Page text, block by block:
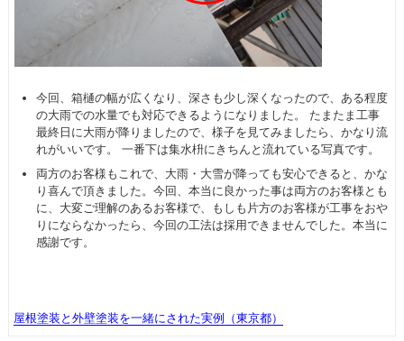
今回、箱樋の幅が広くなり、深さも少し深くなったので、ある程度
の大雨での水量でも対応できるようになりました。 たまたま工事
最終日に大雨が降りましたので、様子を見てみましたら、かなり流
れがいいです。 一番下は集水枡にきちんと流れている写真です。
両方のお客様もこれで、大雨・大雪が降っても安心できると、かな
り喜んで頂きました。今回、本当に良かった事は両方のお客様とも
に、大変ご理解のあるお客様で、もしも片方のお客様が工事をおや
りにならなかったら、今回の工法は採用できませんでした。本当に
感謝です。
屋根塗装と外壁塗装を一緒にされた実例（東京都）